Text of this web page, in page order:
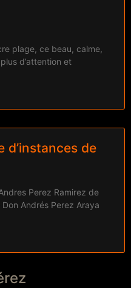
plage, ce beau, calme,
d’attention et
d’instances de
Perez Ramirez de
Andrés Perez Araya